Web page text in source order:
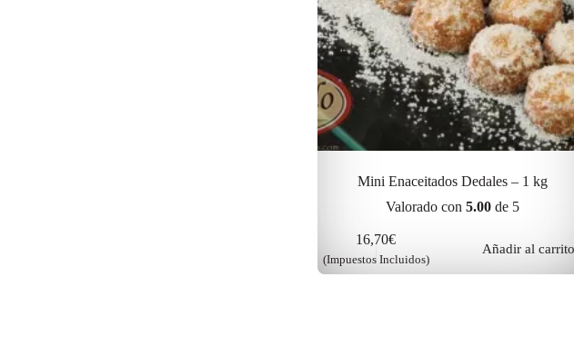
Mini Enaceitados Dedales – 1 kg
Valorado con 5.00de 5
16,70€
(Impuestos Incluidos)
Añadir al carrito